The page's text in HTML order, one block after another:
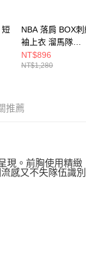
短
NBA 落肩 BOX
袖上衣 溜馬隊
3625101311
NT$896
NT$1,280
推薦
現。前胸使用精緻
感又不失隊伍識別